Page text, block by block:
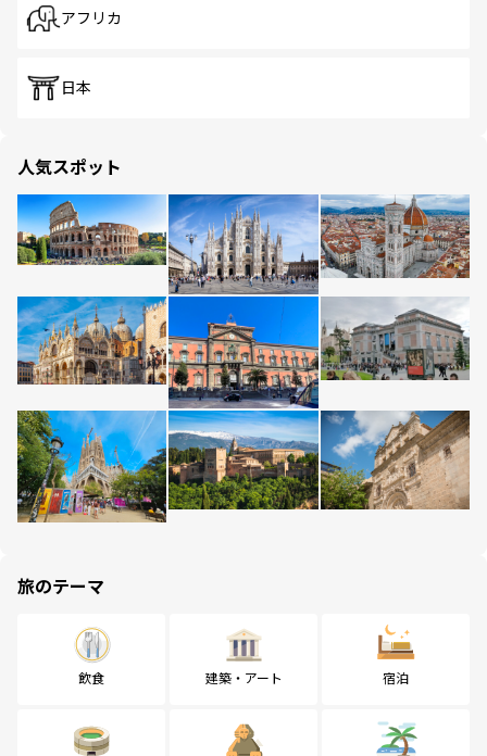
アフリカ
日本
人気スポット
旅のテーマ
飲食 建築・アート 宿泊